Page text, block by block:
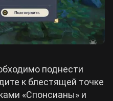
поднести
к блестящей точке
«Спонсианы» и